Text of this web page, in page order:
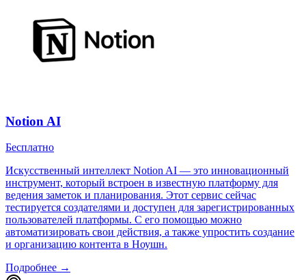
Notion AI
Бесплатно
Искусственный интеллект Notion AI — это инновационный
инструмент, который встроен в известную платформу для
ведения заметок и планирования. Этот сервис сейчас
тестируется создателями и доступен для зарегистрированных
пользователей платформы. С его помощью можно
автоматизировать свои действия, а также упростить создание
и организацию контента в Ноушн.
Подробнее →